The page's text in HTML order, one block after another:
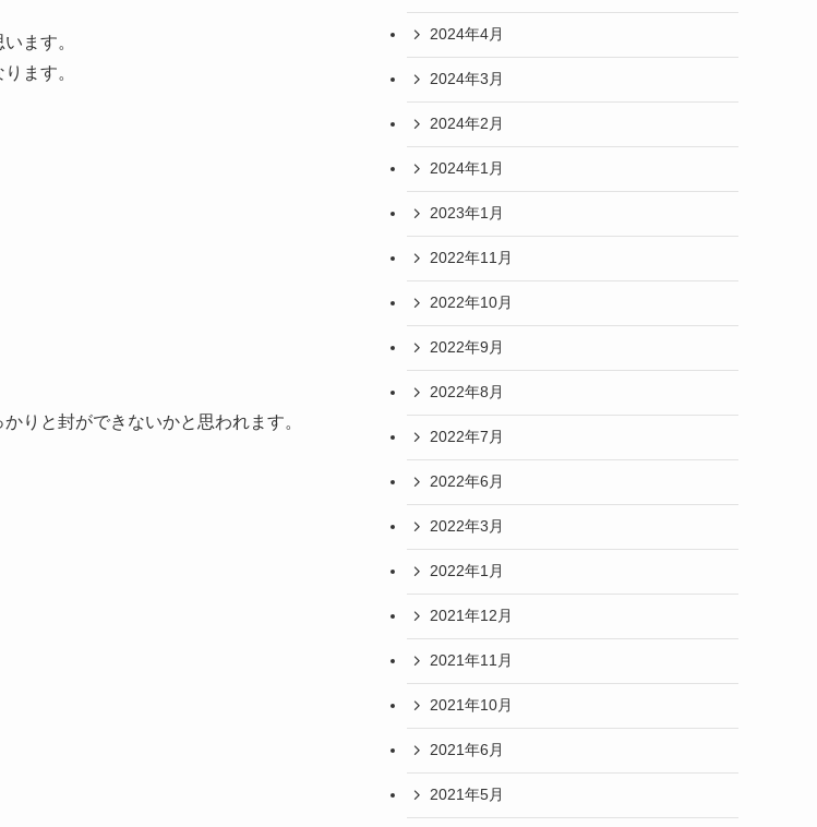
ます。
ます。
りと封ができないかと思われます。
2024年4月
2024年3月
2024年2月
2024年1月
2023年1月
2022年11月
2022年10月
2022年9月
2022年8月
2022年7月
2022年6月
2022年3月
2022年1月
2021年12月
2021年11月
2021年10月
2021年6月
2021年5月